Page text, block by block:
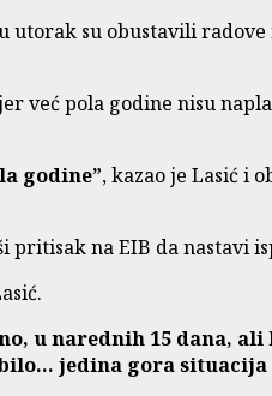
utorak su obustavili
već pola godine nisu
godine”, kazao je Lasić i
na EIB da nastavi
u narednih 15 dana,
jedina gora situacija